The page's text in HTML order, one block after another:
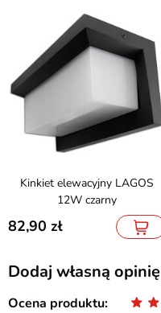
Kinkiet elewacyjny LAGOS
12W czarny
82,90
Dodaj własną opinię
Ocena produktu